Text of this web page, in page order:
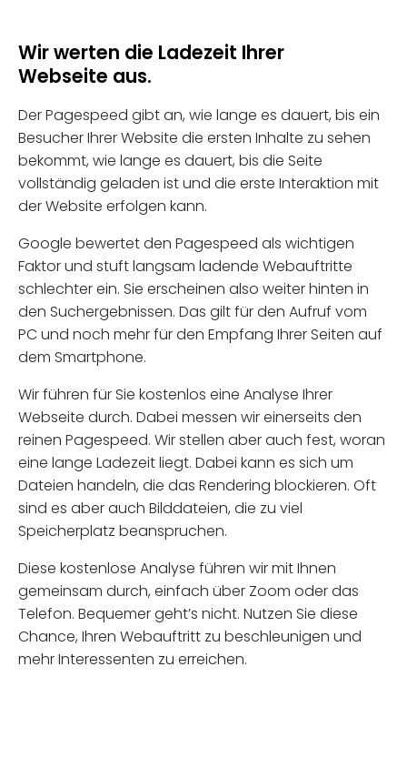
Wir werten die Ladezeit Ihrer
Webseite aus.
Der Pagespeed gibt an, wie lange es dauert, bis ein
Besucher Ihrer Website die ersten Inhalte zu sehen
bekommt, wie lange es dauert, bis die Seite
vollständig geladen ist und die erste Interaktion mit
der Website erfolgen kann.
Google bewertet den Pagespeed als wichtigen
Faktor und stuft langsam ladende Webauftritte
schlechter ein. Sie erscheinen also weiter hinten in
den Suchergebnissen. Das gilt für den Aufruf vom
PC und noch mehr für den Empfang Ihrer Seiten auf
dem Smartphone.
Wir führen für Sie kostenlos eine Analyse Ihrer
Webseite durch. Dabei messen wir einerseits den
reinen Pagespeed. Wir stellen aber auch fest, woran
eine lange Ladezeit liegt. Dabei kann es sich um
Dateien handeln, die das Rendering blockieren. Oft
sind es aber auch Bilddateien, die zu viel
Speicherplatz beanspruchen.
Diese kostenlose Analyse führen wir mit Ihnen
gemeinsam durch, einfach über Zoom oder das
Telefon. Bequemer geht’s nicht. Nutzen Sie diese
Chance, Ihren Webauftritt zu beschleunigen und
mehr Interessenten zu erreichen.